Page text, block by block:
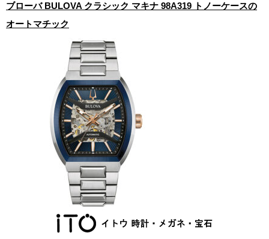
ブローバ BULOVA クラシック マキナ 98A319 トノーケースの
オートマチック